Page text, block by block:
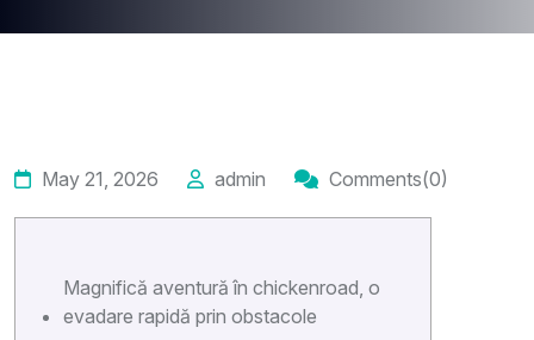
May 21, 2026 admin Comments(0)
Magnifică aventură în chickenroad, o
evadare rapidă prin obstacole